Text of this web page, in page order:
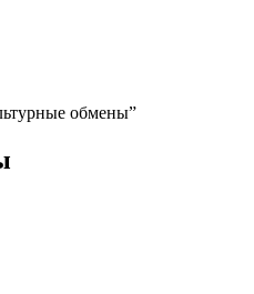
обмены”